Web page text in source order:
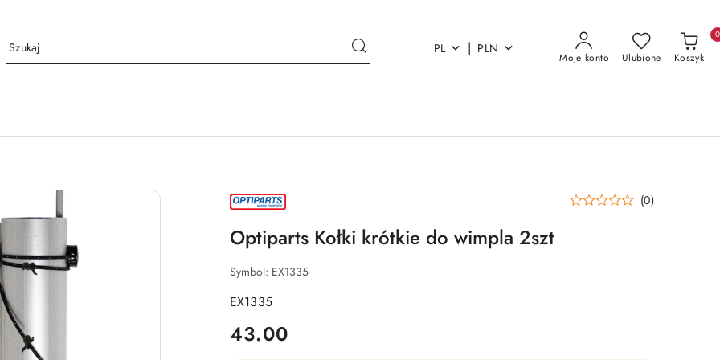
PL | PLN
Moje konto Ulubione Koszyk
0
NAZWA
PRODUCENTA: (0)
Optiparts Kołki krótkie do wimpla 2szt
Symbol: EX1335
EX1335
cena:
43.00